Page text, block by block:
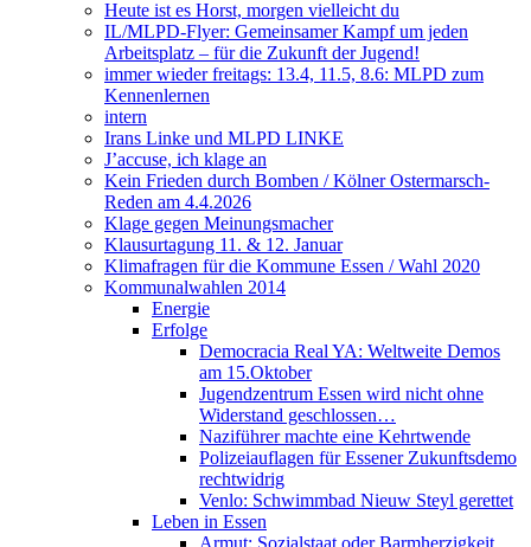
Heute ist es Horst, morgen vielleicht du
IL/MLPD-Flyer: Gemeinsamer Kampf um jeden
Arbeitsplatz – für die Zukunft der Jugend!
immer wieder freitags: 13.4, 11.5, 8.6: MLPD zum
Kennenlernen
intern
Irans Linke und MLPD LINKE
J’accuse, ich klage an
Kein Frieden durch Bomben / Kölner Ostermarsch-
Reden am 4.4.2026
Klage gegen Meinungsmacher
Klausurtagung 11. & 12. Januar
Klimafragen für die Kommune Essen / Wahl 2020
Kommunalwahlen 2014
Energie
Erfolge
Democracia Real YA: Weltweite Demos
am 15.Oktober
Jugendzentrum Essen wird nicht ohne
Widerstand geschlossen…
Naziführer machte eine Kehrtwende
Polizeiauflagen für Essener Zukunftsdemo
rechtwidrig
Venlo: Schwimmbad Nieuw Steyl gerettet
Leben in Essen
Armut: Sozialstaat oder Barmherzigkeit